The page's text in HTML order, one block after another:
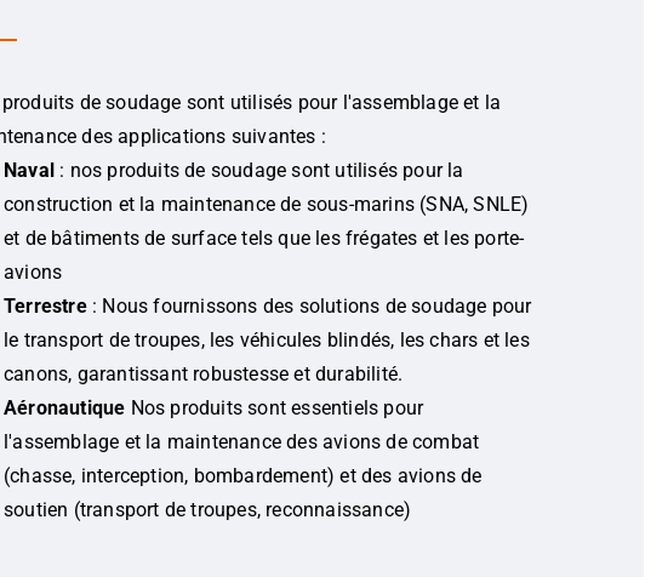
de soudage sont utilisés pour l'assemblage et la
des applications suivantes :
Naval : nos produits de soudage sont utilisés pour la
construction et la maintenance de sous-marins (SNA, SNLE)
et de bâtiments de surface tels que les frégates et les porte-
avions
Terrestre: Nous fournissons des solutions de soudage pour
le transport de troupes, les véhicules blindés, les chars et les
canons, garantissant robustesse et durabilité.
Aéronautique Nos produits sont essentiels pour
l'assemblage et la maintenance des avions de combat
(chasse, interception, bombardement) et des avions de
soutien (transport de troupes, reconnaissance)